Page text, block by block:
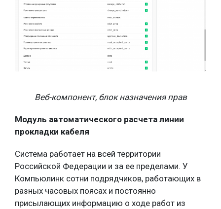
Веб-компонент, блок назначения прав
Модуль автоматического расчета линии
прокладки кабеля
Система работает на всей территории
Российской Федерации и за ее пределами. У
Компьюлинк сотни подрядчиков, работающих в
разных часовых поясах и постоянно
присылающих информацию о ходе работ из